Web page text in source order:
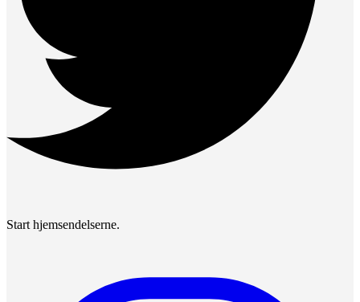
Start hjemsendelserne.